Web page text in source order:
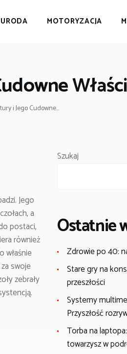
MOTORYZACJA
i Jego Cudowne...
Jego
a
postaci,
również
właśnie
swoje
zebrały
Szukaj
Ostatnie
Zdrowie po 40:
Stare gry na
przeszłości
Systemy
Przyszłość
Torba na
towarzysz w